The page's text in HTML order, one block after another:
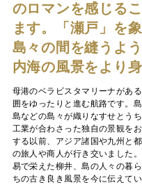
のロマンを感じる
ます。「瀬戸」を
島々の間を縫うよ
内海の風景をより
母港のベラビスタマリーナがあ
囲をゆったりと進む航路です。
島などの島々が織りなすせとう
工業が合わさった独自の景観を
する以前、アジア諸国や九州と
の旅人や商人が行き交いました
易で栄えた柳井、島の人々の暮
ちの古き良き風景を今に伝えてい